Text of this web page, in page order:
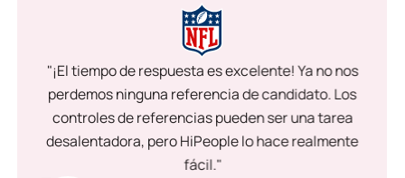
"¡El tiempo de respuesta es excelente! Ya no nos
perdemos ninguna referencia de candidato. Los
controles de referencias pueden ser una tarea
desalentadora, pero HiPeople lo hace realmente
fácil."